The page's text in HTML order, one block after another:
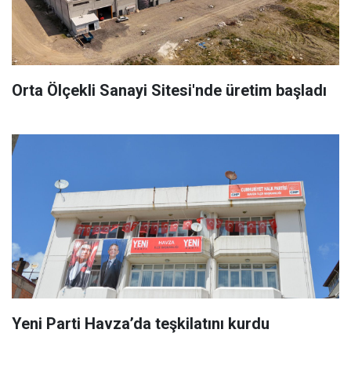
Orta Ölçekli Sanayi Sitesi'nde üretim başladı
Yeni Parti Havza’da teşkilatını kurdu